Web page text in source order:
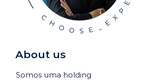
About us
Somos uma holding